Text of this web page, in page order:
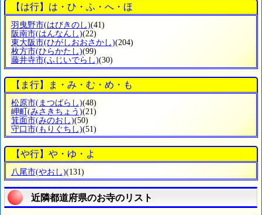
【は行】は・ひ・ふ・へ・ほ
羽曳野市(はびきのし)(41)
阪南市(はんなんし)(22)
東大阪市(ひがしおおさかし)(204)
枚方市(ひらかたし)(99)
藤井寺市(ふじいでらし)(30)
【ま行】ま・み・む・め・も
松原市(まつばらし)(48)
岬町 (みさきちょう)(21)
箕面市(みのおし)(50)
守口市(もりぐちし)(51)
【や行】や・ゆ・よ
八尾市(やおし)(131)
近隣都道府県のお寺のリスト